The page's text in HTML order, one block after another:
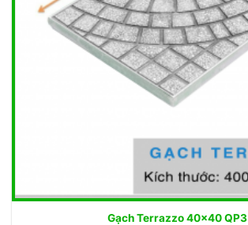
Gạch Terrazzo 40×40 QP3